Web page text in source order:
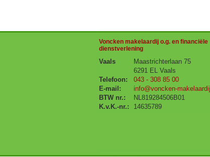
Voncken makelaardij o.g. en financiële
dienstverlening
Vaals
Maastrichterlaan 75
6291 EL Vaals
Telefoon: 043 - 308 85 00
E-mail:
info@voncken-
BTW nr.:
NL819284506B01
K.v.K.-nr.:
14635789